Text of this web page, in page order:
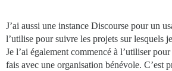
J’ai aussi une instance Discourse pour un
l’utilise pour suivre les projets sur lesquels
Je l’ai également commencé à l’utiliser
fais avec une organisation bénévole. C’est